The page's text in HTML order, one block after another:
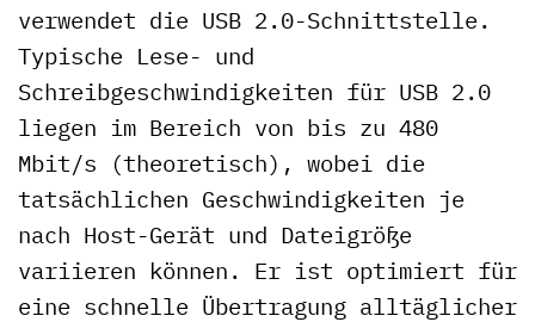
verwendet die USB 2.0-Schnittstelle.
Typische Lese- und
Schreibgeschwindigkeiten für USB 2.0
liegen im Bereich von bis zu 480
Mbit/s (theoretisch), wobei die
tatsächlichen Geschwindigkeiten je
nach Host-Gerät und Dateigröße
variieren können. Er ist optimiert für
eine schnelle Übertragung alltäglicher